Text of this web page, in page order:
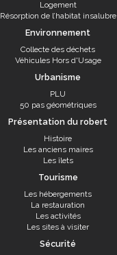
Logement
Résorption de l’habitat insalubre
Environnement
Collecte des déchets
Véhicules Hors d'Usage
Urbanisme
PLU
50 pas géométriques
Présentation du robert
Histoire
Les anciens maires
Les îlets
Tourisme
Les hébergements
La restauration
Les activités
Les sites à visiter
Sécurité